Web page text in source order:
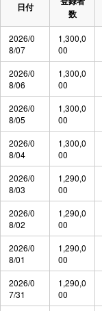
日付
数
2026/0
8/07
1,300,0
00
2026/0
8/06
1,300,0
00
2026/0
8/05
1,300,0
00
2026/0
8/04
1,300,0
00
2026/0
8/03
1,290,0
00
2026/0
8/02
1,290,0
00
2026/0
8/01
1,290,0
00
2026/0
7/31
1,290,0
00